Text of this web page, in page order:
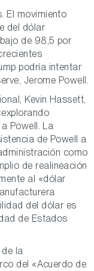
El movimiento
del dólar
de 98,5 por
podría intentar
Jerome Powell.
Kevin Hassett,
Powell. La
de Powell a
como
de realineación
al «dólar
del dólar es
de Estados
la
del «Acuerdo de